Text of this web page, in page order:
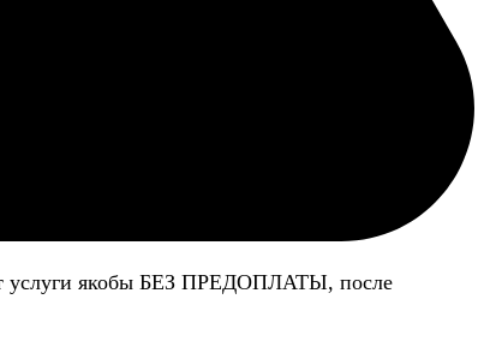
услуги якобы БЕЗ ПРЕДОПЛАТЫ, после